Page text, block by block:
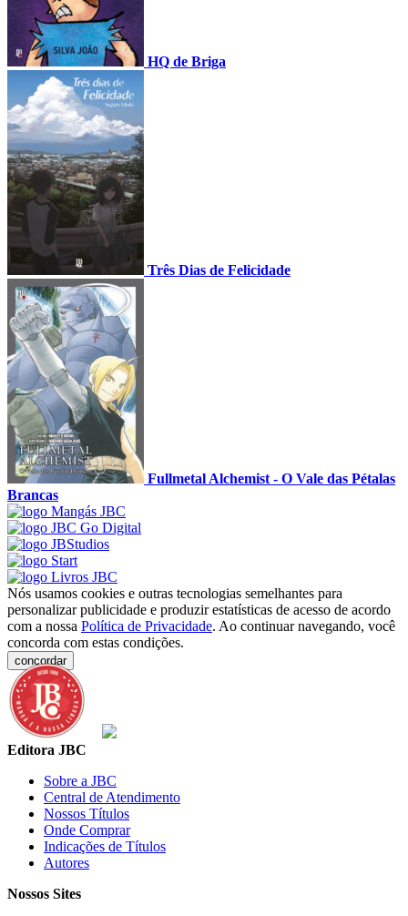
HQ de Briga
Três Dias de Felicidade
Fullmetal Alchemist - O Vale das Pétalas
Brancas
Nós usamos cookies e outras tecnologias semelhantes para
personalizar publicidade e produzir estatísticas de acesso de acordo
com a nossa Política de Privacidade. Ao continuar navegando, você
concorda com estas condições.
concordar
Editora JBC
Sobre a JBC
Central de Atendimento
Nossos Títulos
Onde Comprar
Indicações de Títulos
Autores
Nossos Sites